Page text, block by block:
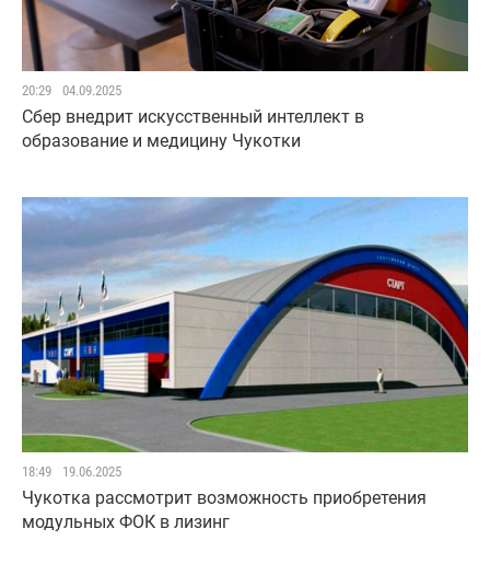
20:29 04.09.2025
Сбер внедрит искусственный интеллект в
образование и медицину Чукотки
18:49 19.06.2025
Чукотка рассмотрит возможность приобретения
модульных ФОК в лизинг